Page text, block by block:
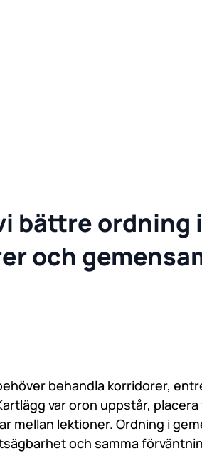
bättre ordning i
och
behandla korridorer,
var oron uppstår,
mellan lektioner. Ordning i
och samma